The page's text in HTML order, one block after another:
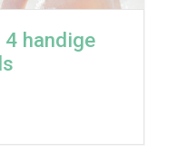
handige